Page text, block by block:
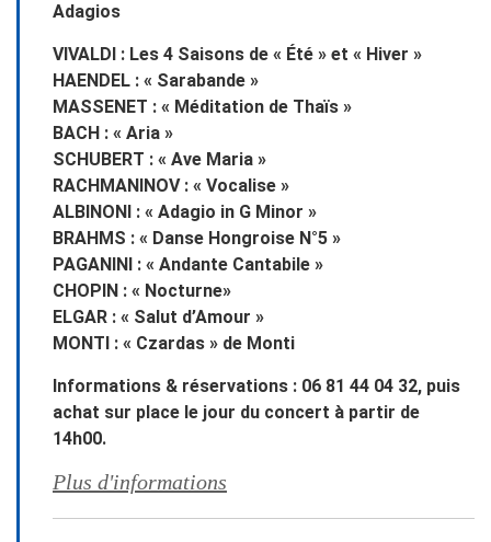
Adagios
VIVALDI : Les 4 Saisons de « Été » et « Hiver »
HAENDEL : « Sarabande »
MASSENET : « Méditation de Thaïs »
BACH : « Aria »
SCHUBERT : « Ave Maria »
RACHMANINOV : « Vocalise »
ALBINONI : « Adagio in G Minor »
BRAHMS : « Danse Hongroise N°5 »
PAGANINI : « Andante Cantabile »
CHOPIN : « Nocturne»
ELGAR : « Salut d’Amour »
MONTI : « Czardas » de Monti
Informations & réservations : 06 81 44 04 32, puis
achat sur place le jour du concert à partir de
14h00.
Plus d'informations